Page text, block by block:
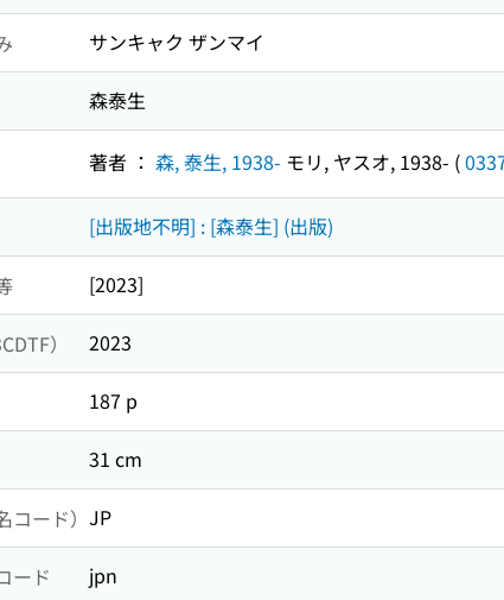
サンキャク ザンマイ
森泰生
著者 ： 森, 泰生, 1938- モリ, ヤスオ, 1938- (
[出版地不明] : [森泰生] (出版)
[2023]
） 2023
187 p
31 cm
ード） JP
ード jpn